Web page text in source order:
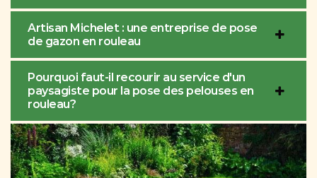
Artisan Michelet : une entreprise de pose
de gazon en rouleau
Pourquoi faut-il recourir au service d'un
paysagiste pour la pose des pelouses en
rouleau?